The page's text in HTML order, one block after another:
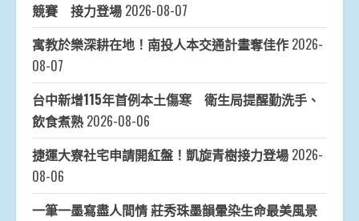
競賽 接力登場 2026-08-07
寓教於樂深耕在地！南投人本交通計畫奪佳作 2026-
08-07
台中新增115年首例本土傷寒 衛生局提醒勤洗手、
飲食煮熟 2026-08-06
捷運大寮社宅申請開紅盤！凱旋青樹接力登場 2026-
08-06
一筆一墨寫盡人間情 莊秀珠墨韻暈染生命最美風景